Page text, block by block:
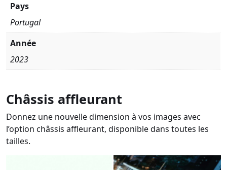
Châssis affleurant
Donnez une nouvelle dimension à vos images avec
l’option châssis affleurant, disponible dans toutes les
tailles.
Pays
Portugal
Année
2023